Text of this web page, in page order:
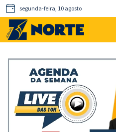
segunda-feira, 10 agosto